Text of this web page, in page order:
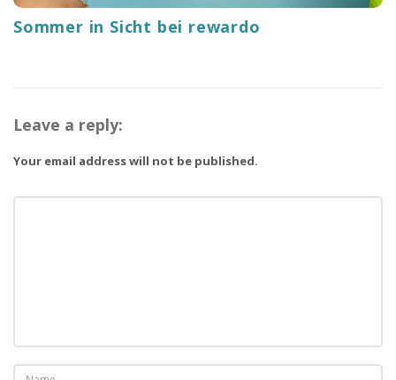
Sommer in Sicht bei rewardo
Leave a reply:
Your email address will not be published.